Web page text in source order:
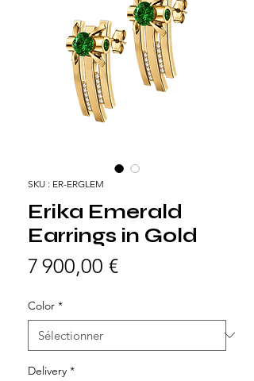
SKU : ER-ERGLEM
Erika Emerald
Earrings in Gold
7 900,00 €Prix
Color *
Delivery *